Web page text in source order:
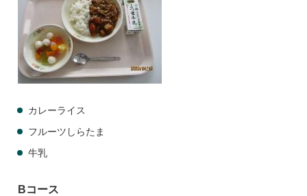
カレーライス
フルーツしらたま
牛乳
Bコース